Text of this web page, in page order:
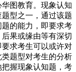
图教育。现象认知
型之一，通过该题
的能力，即要求考
果或缘由等有深切
求考生可以或许对
题型对考生的分析
握现象认知题，考